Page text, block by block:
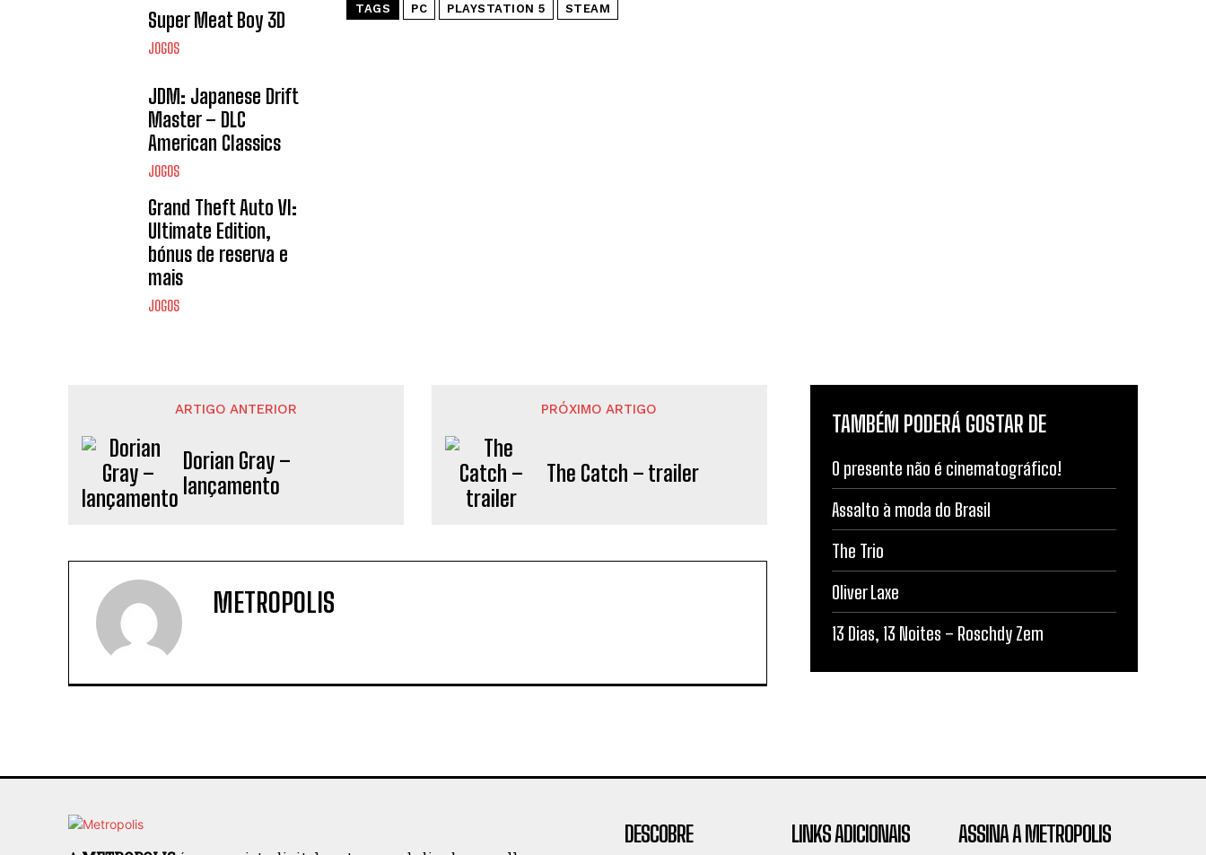
Super Meat Boy 3D
JOGOS
JDM: Japanese Drift
Master – DLC
American Classics
JOGOS
Grand Theft Auto VI:
Ultimate Edition,
bónus de reserva e
mais
JOGOS
TAGS PC PLAYSTATION 5 STEAM
ARTIGO ANTERIOR
Dorian Gray –
lançamento
PRÓXIMO ARTIGO
The Catch – trailer
METROPOLIS
TAMBÉM PODERÁ GOSTAR DE
O presente não é cinematográfico!
Assalto à moda do Brasil
The Trio
Oliver Laxe
13 Dias, 13 Noites – Roschdy Zem
DESCOBRE LINKS ADICIONAIS ASSINA A METROPOLIS